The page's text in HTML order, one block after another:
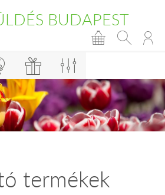
BUDAPEST
termékek